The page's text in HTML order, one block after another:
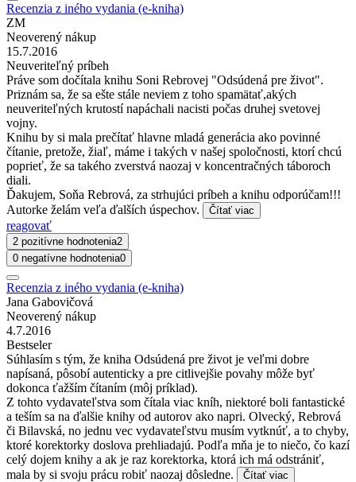
Recenzia z iného vydania (e-kniha)
ZM
Neoverený nákup
15.7.2016
Neuveriteľný príbeh
Práve som dočítala knihu Soni Rebrovej "Odsúdená pre život".
Priznám sa, že sa ešte stále neviem z toho spamätať,akých
neuveriteľných krutostí napáchali nacisti počas druhej svetovej
vojny.
Knihu by si mala prečítať hlavne mladá generácia ako povinné
čítanie, pretože, žiaľ, máme i takých v našej spoločnosti, ktorí chcú
poprieť, že sa takého zverstvá naozaj v koncentračných táboroch
diali.
Ďakujem, Soňa Rebrová, za strhujúci príbeh a knihu odporúčam!!!
Autorke želám veľa ďalších úspechov.
Čítať viac
reagovať
2 pozitívne hodnotenia2
0 negatívne hodnotenia0
Recenzia z iného vydania (e-kniha)
Jana Gabovičová
Neoverený nákup
4.7.2016
Bestseler
Súhlasím s tým, že kniha Odsúdená pre život je veľmi dobre
napísaná, pôsobí autenticky a pre citlivejšie povahy môže byť
dokonca ťažším čítaním (môj príklad).
Z tohto vydavateľstva som čítala viac kníh, niektoré boli fantastické
a teším sa na ďalšie knihy od autorov ako napri. Olvecký, Rebrová
či Bilavská, no jednu vec vydavateľstvu musím vytknúť, a to chyby,
ktoré korektorky doslova prehliadajú. Podľa mňa je to niečo, čo kazí
celý dojem knihy a ak je raz korektorka, ktorá ich má odstrániť,
mala by si svoju prácu robiť naozaj dôsledne.
Čítať viac